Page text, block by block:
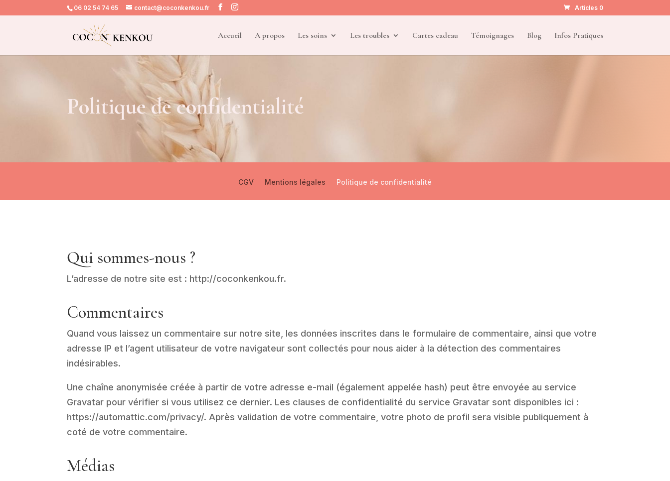
06 02 54 74 65 contact@coconkenkou.fr Articles 0
Accueil A propos Les soins Les troubles Cartes cadeau Témoignages Blog Infos Pratiques
Politique de confidentialité
CGV Mentions légales Politique de confidentialité
Qui sommes-nous ?
L’adresse de notre site est : http://coconkenkou.fr.
Commentaires
Quand vous laissez un commentaire sur notre site, les données inscrites dans le formulaire de commentaire, ainsi que votre
adresse IP et l’agent utilisateur de votre navigateur sont collectés pour nous aider à la détection des commentaires
indésirables.
Une chaîne anonymisée créée à partir de votre adresse e-mail (également appelée hash) peut être envoyée au service
Gravatar pour vérifier si vous utilisez ce dernier. Les clauses de confidentialité du service Gravatar sont disponibles ici :
https://automattic.com/privacy/. Après validation de votre commentaire, votre photo de profil sera visible publiquement à
coté de votre commentaire.
Médias